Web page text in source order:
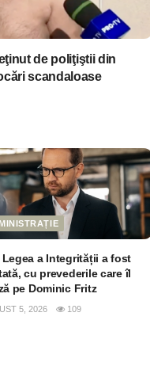
de poliţiştii din
scandaloase
Legea a Integrității a fost
cu prevederile care îl
pe Dominic Fritz
5, 2026 109